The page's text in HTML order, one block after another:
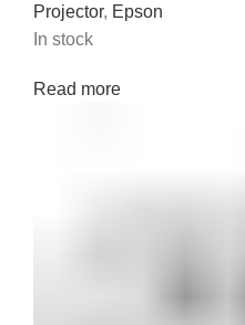
Projector, Epson
In stock
Read more